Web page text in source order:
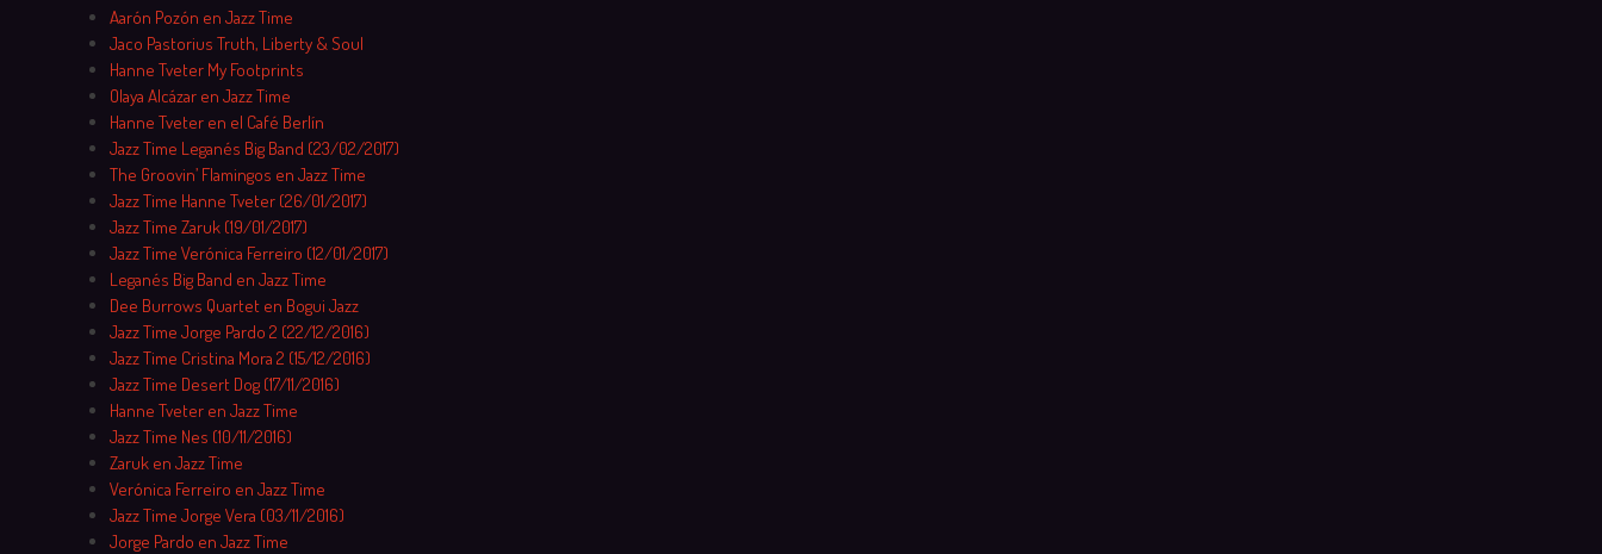
Aarón Pozón en Jazz Time
Jaco Pastorius Truth, Liberty & Soul
Hanne Tveter My Footprints
Olaya Alcázar en Jazz Time
Hanne Tveter en el Café Berlín
Jazz Time Leganés Big Band (23/02/2017)
The Groovin’ Flamingos en Jazz Time
Jazz Time Hanne Tveter (26/01/2017)
Jazz Time Zaruk (19/01/2017)
Jazz Time Verónica Ferreiro (12/01/2017)
Leganés Big Band en Jazz Time
Dee Burrows Quartet en Bogui Jazz
Jazz Time Jorge Pardo 2 (22/12/2016)
Jazz Time Cristina Mora 2 (15/12/2016)
Jazz Time Desert Dog (17/11/2016)
Hanne Tveter en Jazz Time
Jazz Time Nes (10/11/2016)
Zaruk en Jazz Time
Verónica Ferreiro en Jazz Time
Jazz Time Jorge Vera (03/11/2016)
Jorge Pardo en Jazz Time